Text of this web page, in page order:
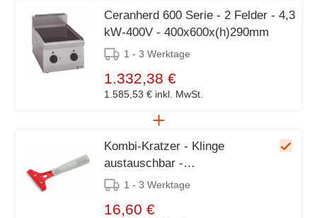
Ceranherd 600 Serie - 2 Felder - 4,3
kW-400V - 400x600x(h)290mm
1 - 3 Werktage
1.332,38 €
1.585,53 € inkl. MwSt.
Kombi-Kratzer - Klinge
austauschbar -
110x210x(h)30mm
1 - 3 Werktage
16,60 €